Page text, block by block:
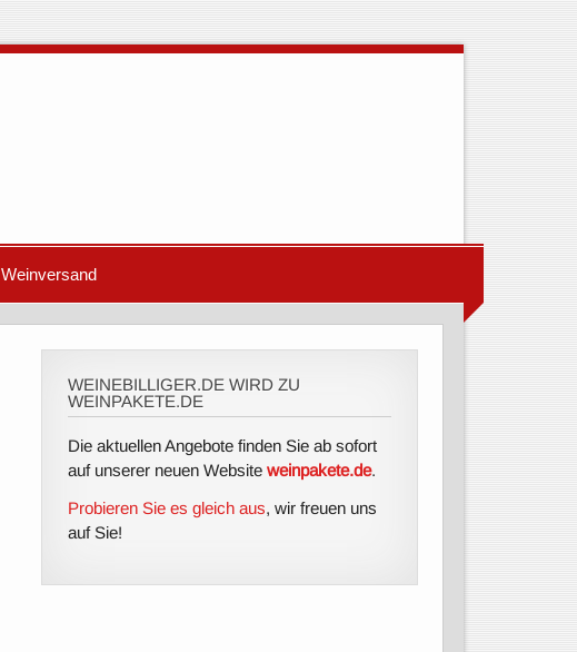
Weinversand
WEINEBILLIGER.DE WIRD ZU
WEINPAKETE.DE
Die aktuellen Angebote finden Sie ab sofort
auf unserer neuen Websiteweinpakete.de.
Probieren Sie es gleich aus, wir freuen uns
auf Sie!